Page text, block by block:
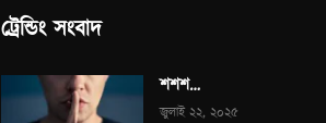
ট্রেন্ডিং সংবাদ
শশশ…
জুলাই ২২, ২০২৫